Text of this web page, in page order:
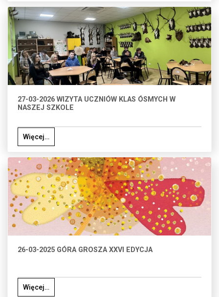
27-03-2026 WIZYTA UCZNIÓW KLAS ÓSMYCH W
NASZEJ SZKOLE
Więcej…
26-03-2025 GÓRA GROSZA XXVI EDYCJA
Więcej…